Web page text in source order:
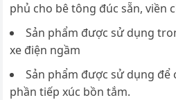
phủ cho bê tông đúc sẵn, viền
Sản phẩm được sử dụng
xe điện ngầm
Sản phẩm được sử dụng để
phần tiếp xúc bồn tắm.